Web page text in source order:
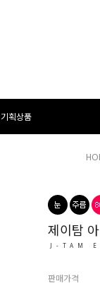
기획상품
제이탐
J-TAM
판매가격